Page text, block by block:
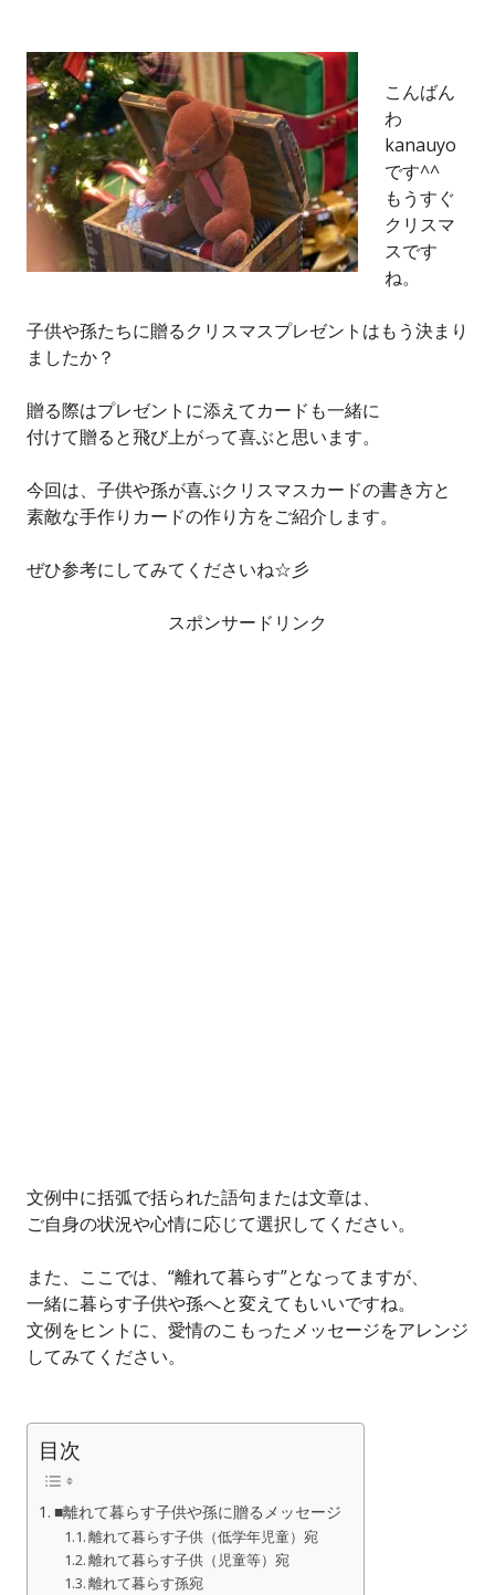
こんばん
わ
kanauyo
です^^
もうすぐ
クリスマ
スです
ね。
子供や孫たちに贈るクリスマスプレゼントはもう決まり
ましたか？
贈る際はプレゼントに添えてカードも一緒に
付けて贈ると飛び上がって喜ぶと思います。
今回は、子供や孫が喜ぶクリスマスカードの書き方と
素敵な手作りカードの作り方をご紹介します。
ぜひ参考にしてみてくださいね☆彡
スポンサードリンク
文例中に括弧で括られた語句または文章は、
ご自身の状況や心情に応じて選択してください。
また、ここでは、“離れて暮らす”となってますが、
一緒に暮らす子供や孫へと変えてもいいですね。
文例をヒントに、愛情のこもったメッセージをアレンジ
してみてください。
目次
■離れて暮らす子供や孫に贈るメッセージ
離れて暮らす子供（低学年児童）宛
離れて暮らす子供（児童等）宛
離れて暮らす孫宛